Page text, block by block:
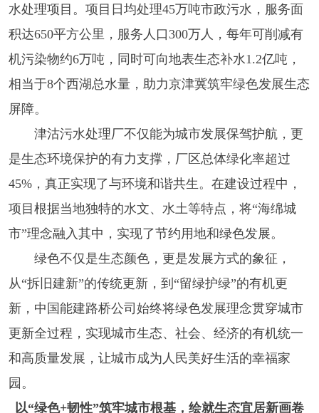
水处理项目。项目日均处理45万吨市政污水，服务面
积达650平方公里，服务人口300万人，每年可削减有
机污染物约6万吨，同时可向地表生态补水1.2亿吨，
相当于8个西湖总水量，助力京津冀筑牢绿色发展生态
屏障。
津沽污水处理厂不仅能为城市发展保驾护航，更
是生态环境保护的有力支撑，厂区总体绿化率超过
45%，真正实现了与环境和谐共生。在建设过程中，
项目根据当地独特的水文、水土等特点，将“海绵城
市”理念融入其中，实现了节约用地和绿色发展。
绿色不仅是生态颜色，更是发展方式的象征，
从“拆旧建新”的传统更新，到“留绿护绿”的有机更
新，中国能建路桥公司始终将绿色发展理念贯穿城市
更新全过程，实现城市生态、社会、经济的有机统一
和高质量发展，让城市成为人民美好生活的幸福家
园。
以“绿色+韧性”筑牢城市根基，绘就生态宜居新画卷